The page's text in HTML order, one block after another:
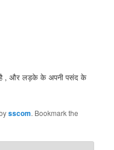
है , और लड़के के अपनी पसंद के
sscom. Bookmark the